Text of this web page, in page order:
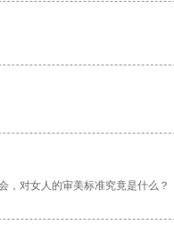
，对女人的审美标准究竟是什么？